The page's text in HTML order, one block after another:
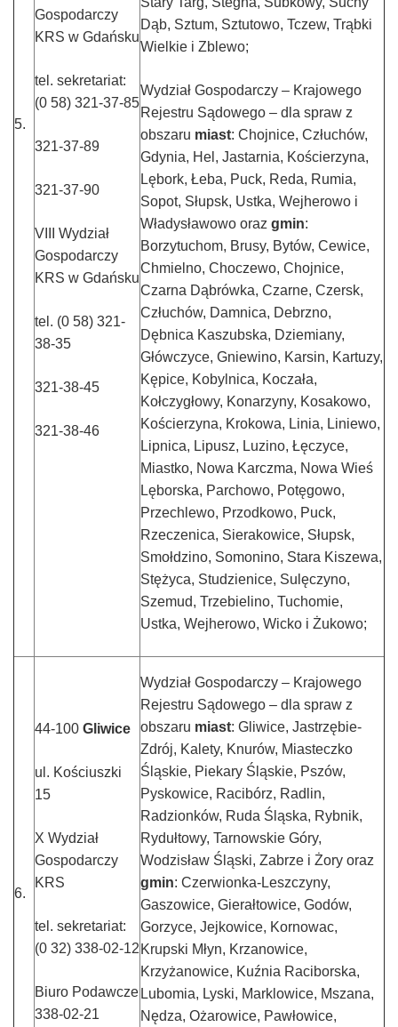
5.
Gospodarczy
KRS w Gdańsku
tel. sekretariat:
(0 58) 321-37-85
321-37-89
321-37-90
VIII Wydział
Gospodarczy
KRS w Gdańsku
tel. (0 58) 321-
38-35
321-38-45
321-38-46
Dąb, Sztum, Sztutowo, Tczew, Trąbki
Wielkie i Zblewo;
Wydział Gospodarczy – Krajowego
Rejestru Sądowego – dla spraw z
obszaru miast: Chojnice, Człuchów,
Gdynia, Hel, Jastarnia, Kościerzyna,
Lębork, Łeba, Puck, Reda, Rumia,
Sopot, Słupsk, Ustka, Wejherowo i
Władysławowo oraz gmin:
Borzytuchom, Brusy, Bytów, Cewice,
Chmielno, Choczewo, Chojnice,
Czarna Dąbrówka, Czarne, Czersk,
Człuchów, Damnica, Debrzno,
Dębnica Kaszubska, Dziemiany,
Główczyce, Gniewino, Karsin, Kartuzy,
Kępice, Kobylnica, Koczała,
Kołczygłowy, Konarzyny, Kosakowo,
Kościerzyna, Krokowa, Linia, Liniewo,
Lipnica, Lipusz, Luzino, Łęczyce,
Miastko, Nowa Karczma, Nowa Wieś
Lęborska, Parchowo, Potęgowo,
Przechlewo, Przodkowo, Puck,
Rzeczenica, Sierakowice, Słupsk,
Smołdzino, Somonino, Stara Kiszewa,
Stężyca, Studzienice, Sulęczyno,
Szemud, Trzebielino, Tuchomie,
Ustka, Wejherowo, Wicko i Żukowo;
6.
44-100 Gliwice
ul. Kościuszki
15
X Wydział
Gospodarczy
KRS
tel. sekretariat:
(0 32) 338-02-12
Biuro Podawcze
338-02-21
Wydział Gospodarczy – Krajowego
Rejestru Sądowego – dla spraw z
obszaru miast: Gliwice, Jastrzębie-
Zdrój, Kalety, Knurów, Miasteczko
Śląskie, Piekary Śląskie, Pszów,
Pyskowice, Racibórz, Radlin,
Radzionków, Ruda Śląska, Rybnik,
Rydułtowy, Tarnowskie Góry,
Wodzisław Śląski, Zabrze i Żory oraz
gmin: Czerwionka-Leszczyny,
Gaszowice, Gierałtowice, Godów,
Gorzyce, Jejkowice, Kornowac,
Krupski Młyn, Krzanowice,
Krzyżanowice, Kuźnia Raciborska,
Lubomia, Lyski, Marklowice, Mszana,
Nędza, Ożarowice, Pawłowice,